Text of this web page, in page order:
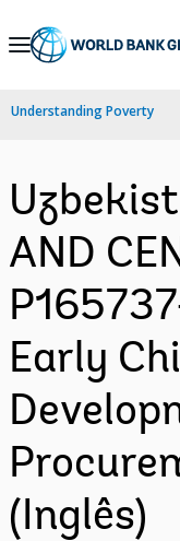
Skip
Navigation
Understanding Poverty
AND
Early
(Inglês)